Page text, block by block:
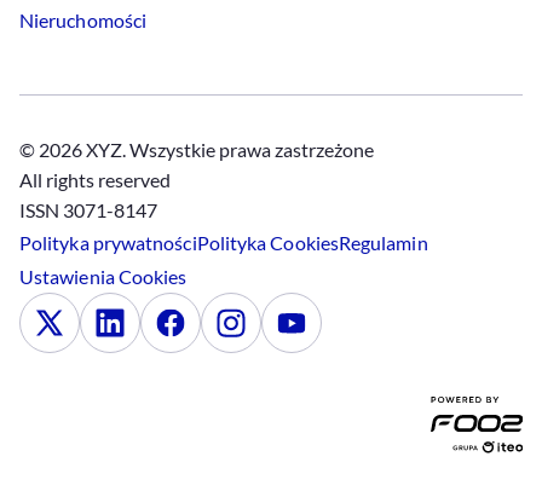
Nieruchomości
© 2026 XYZ. Wszystkie prawa zastrzeżone
All rights reserved
ISSN 3071-8147
Polityka prywatnościPolitykaCookiesRegulamin
UstawieniaCookies
x LinkedinFacebookInstagramYoutube